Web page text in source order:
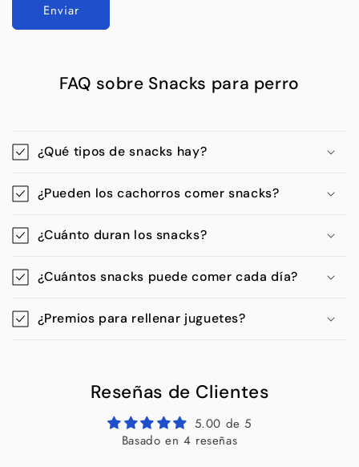
Enviar
FAQ sobre Snacks para perro
¿Qué tipos de snacks hay?
¿Pueden los cachorros comer snacks?
¿Cuánto duran los snacks?
¿Cuántos snacks puede comer cada día?
¿Premios para rellenar juguetes?
Reseñas de Clientes
5.00 de 5
Basado en 4 reseñas